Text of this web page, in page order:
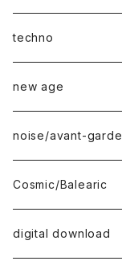
techno
new age
noise/avant-garde
Cosmic/Balearic
digital download